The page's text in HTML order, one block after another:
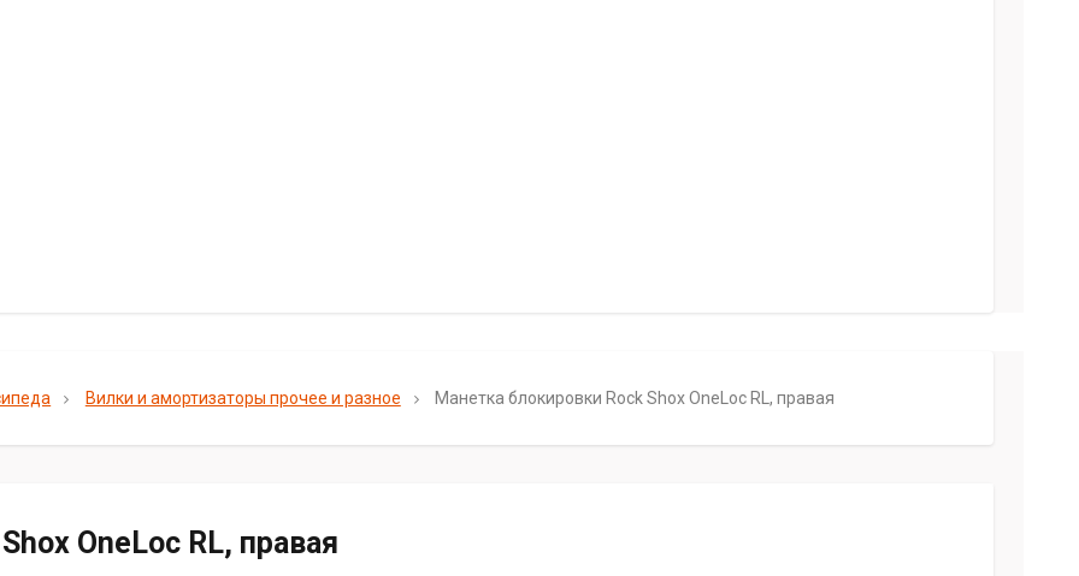
Вилки и амортизаторы прочее и разное Манетка блокировки Rock Shox OneLoc RL, правая
OneLoc RL, правая